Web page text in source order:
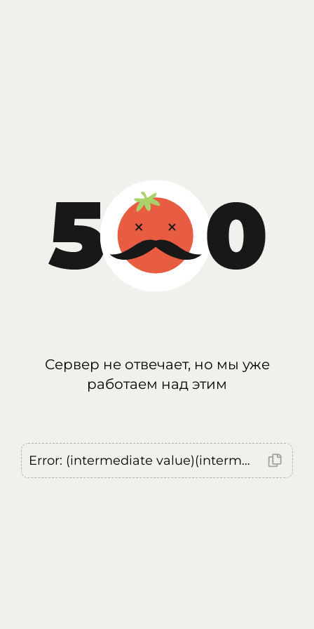
Сервер не отвечает, но мы уже
работаем над этим
Error: (intermediate value)(intermediate value)(intermediate value).replaceAll is not a function